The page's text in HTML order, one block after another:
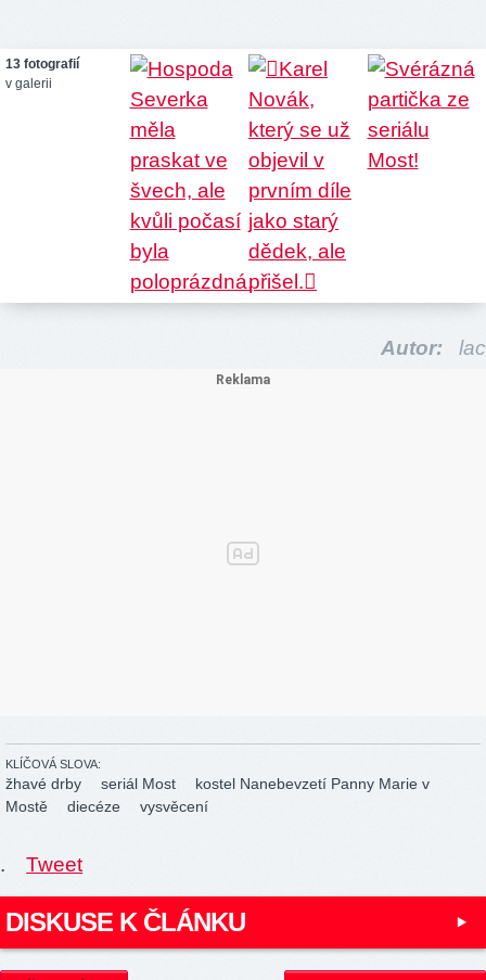
13 fotografií
v galerii
Autor: lac
KLÍČOVÁ SLOVA:
žhavé drby seriál Most
kostel Nanebevzetí Panny Marie v
Mostě
diecéze vysvěcení
. Tweet
DISKUSE K ČLÁNKU